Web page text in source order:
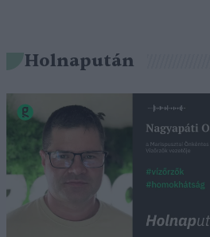
Holnapután